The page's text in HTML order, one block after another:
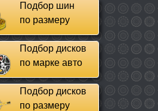
Подбор шин
по размеру
Подбор дисков
по марке авто
Подбор дисков
по размеру